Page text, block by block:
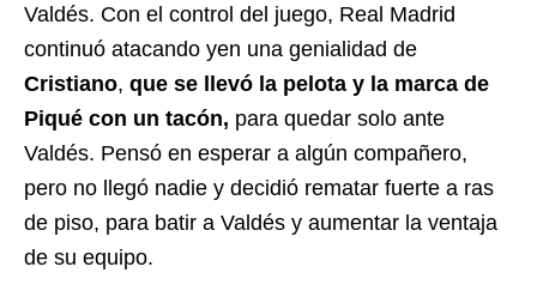
Valdés. Con el control del juego, Real Madrid
continuó atacando yen una genialidad de
Cristiano, que se llevó la pelota y la marca de
Piqué con un tacón, para quedar solo ante
Valdés. Pensó en esperar a algún compañero,
pero no llegó nadie y decidió rematar fuerte a ras
de piso, para batir a Valdés y aumentar la ventaja
de su equipo.